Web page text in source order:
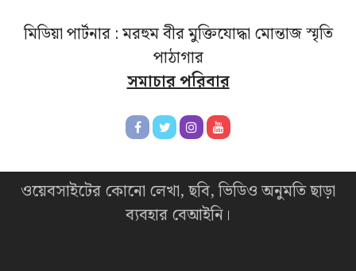
মিডিয়া পার্টনার : মরহুম বীর মুক্তিযোদ্ধা মোন্তাজ স্মৃতি
পাঠাগার
সমাচার পরিবার
ওয়েবসাইটের কোনো লেখা, ছবি, ভিডিও অনুমতি ছাড়া
ব্যবহার বেআইনি।